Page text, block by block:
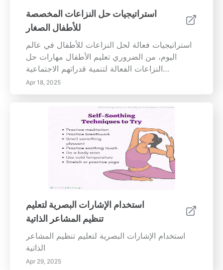
skills, and build lasting friendships. Embrace
role-playing and collaborative activities to
inspire the next generation!
استراتيجيات حل النزاعات المخصصة
للأطفال الصغار
استراتيجيات فعالة لحل النزاعات للأطفال في عالم
اليوم، من الضروري تعليم الأطفال مهارات حل
النزاعات الفعالة لتنمية قدراتهم الاجتماعية
والعاطفية. هذا الدليل الشامل يصف استراتيجيات
Apr 18, 2025
استخدام الإشارات البصرية لتعليم
تنظيم المشاعر الذاتية
استخدام الإشارات البصرية لتعليم تنظيم المشاعر
الذاتية
Apr 29, 2025